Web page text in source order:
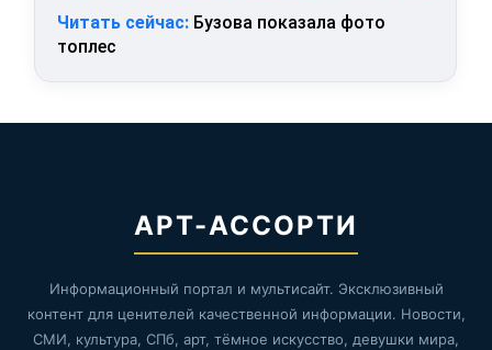
Читать сейчас: Бузова показала фото
топлес
АРТ-АССОРТИ
Информационный портал и мультисайт. Эксклюзивный
контент для ценителей качественной информации. Новости,
СМИ, культура, СПб, арт, тёмное искусство, девушки мира,